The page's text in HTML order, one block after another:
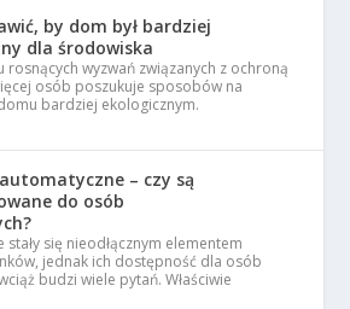
by dom był bardziej
dla środowiska
rosnących wyzwań związanych z ochroną
osób poszukuje sposobów na
bardziej ekologicznym.
– czy są
do osób
się nieodłącznym elementem
jednak ich dostępność dla osób
budzi wiele pytań. Właściwie